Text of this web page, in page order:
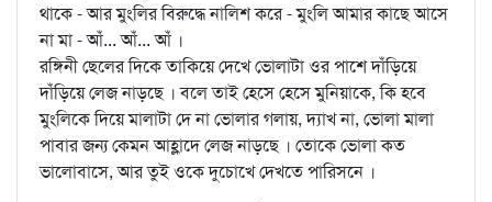
থাকে - আর মুংলির বিরুদ্ধে নালিশ করে - মুংলি আমার কাছে আসে
না মা - আঁ... আঁ... আঁ ।
রঙ্গিনী ছেলের দিকে তাকিয়ে দেখে ভোলাটা ওর পাশে দাঁড়িয়ে
দাঁড়িয়ে লেজ নাড়ছে । বলে তাই হেসে হেসে মুনিয়াকে, কি হবে
মুংলিকে দিয়ে মালাটা দে না ভোলার গলায়, দ্যাখ না, ভোলা মালা
পাবার জন্য কেমন আহ্লাদে লেজ নাড়ছে । তোকে ভোলা কত
ভালোবাসে, আর তুই ওকে দুচোখে দেখতে পারিসনে ।